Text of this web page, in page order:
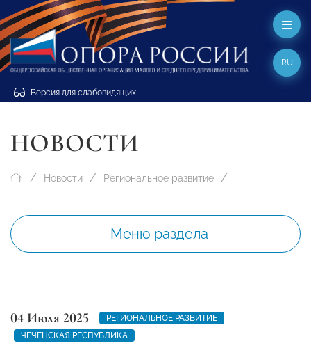
Версия для слабовидящих
RU
НОВОСТИ
Новости Региональное развитие
Меню раздела
04 Июля 2025
РЕГИОНАЛЬНОЕ РАЗВИТИЕ
ЧЕЧЕНСКАЯ РЕСПУБЛИКА